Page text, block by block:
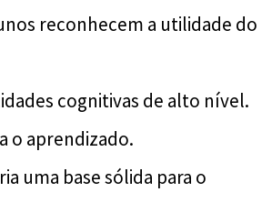
reconhecem a utilidade do
cognitivas de alto nível.
o aprendizado.
uma base sólida para o